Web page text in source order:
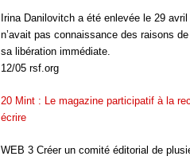
Irina Danilovitch a été enlevée le 29
n’avait pas connaissance des raisons
sa libération immédiate.
12/05 rsf.org
20 Mint : Le magazine participatif à la
écrire
WEB 3 Créer un comité éditorial de